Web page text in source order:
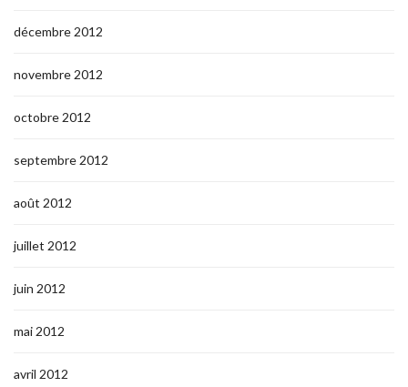
décembre 2012
novembre 2012
octobre 2012
septembre 2012
août 2012
juillet 2012
juin 2012
mai 2012
avril 2012